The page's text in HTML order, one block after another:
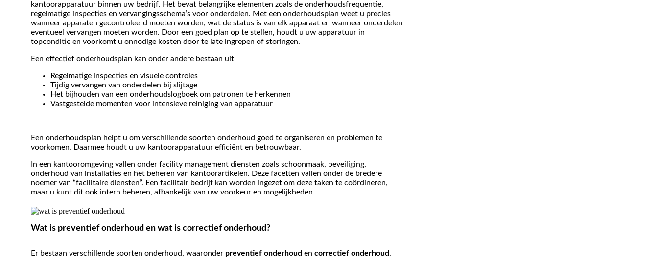
kantoorapparatuur binnen uw bedrijf. Het bevat belangrijke elementen zoals de onderhoudsfrequentie,
regelmatige inspecties en vervangingsschema’s voor onderdelen. Met een onderhoudsplan weet u precies
wanneer apparaten gecontroleerd moeten worden, wat de status is van elk apparaat en wanneer onderdelen
eventueel vervangen moeten worden. Door een goed plan op te stellen, houdt u uw apparatuur in
topconditie en voorkomt u onnodige kosten door te late ingrepen of storingen.
Een effectief onderhoudsplan kan onder andere bestaan uit:
Regelmatige inspecties en visuele controles
Tijdig vervangen van onderdelen bij slijtage
Het bijhouden van een onderhoudslogboek om patronen te herkennen
Vastgestelde momenten voor intensieve reiniging van apparatuur
Een onderhoudsplan helpt u om verschillende soorten onderhoud goed te organiseren en problemen te
voorkomen. Daarmee houdt u uw kantoorapparatuur efficiënt en betrouwbaar.
In een kantooromgeving vallen onder facility management diensten zoals schoonmaak, beveiliging,
onderhoud van installaties en het beheren van kantoorartikelen. Deze facetten vallen onder de bredere
noemer van “facilitaire diensten”. Een facilitair bedrijf kan worden ingezet om deze taken te coördineren,
maar u kunt dit ook intern beheren, afhankelijk van uw voorkeur en mogelijkheden.
Wat is preventief onderhoud en wat is correctief onderhoud?
Er bestaan verschillende soorten onderhoud, waaronder preventief onderhoud en correctief onderhoud.